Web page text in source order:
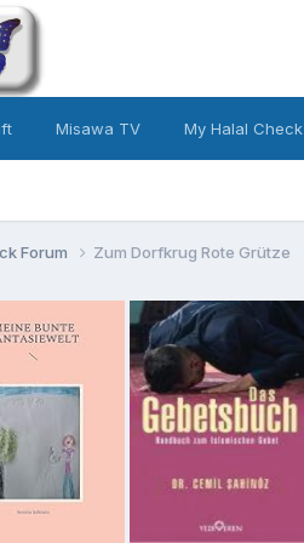
Misawa TV My Halal Check
Forum Zum Dorfkrug Rote Grütze